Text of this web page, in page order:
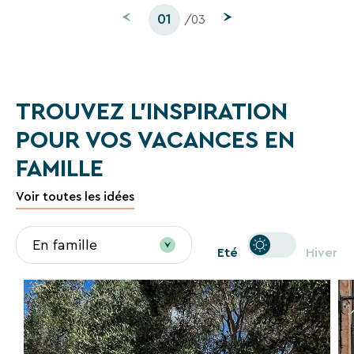
01 /03
TROUVEZ L'INSPIRATION
POUR VOS VACANCES EN
FAMILLE
Voir toutes les idées
En famille Eté Hiver